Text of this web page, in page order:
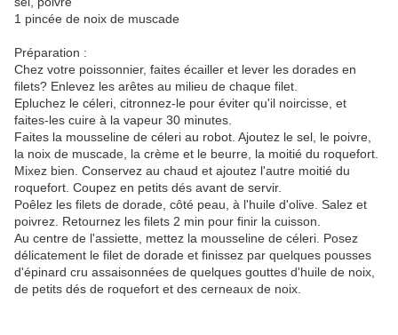
1 pincée de noix de muscade
Préparation :
Chez votre poissonnier, faites écailler et lever les dorades en
filets? Enlevez les arêtes au milieu de chaque filet.
Epluchez le céleri, citronnez-le pour éviter qu'il noircisse, et
faites-les cuire à la vapeur 30 minutes.
Faites la mousseline de céleri au robot. Ajoutez le sel, le poivre,
la noix de muscade, la crème et le beurre, la moitié du roquefort.
Mixez bien. Conservez au chaud et ajoutez l'autre moitié du
roquefort. Coupez en petits dés avant de servir.
Poêlez les filets de dorade, côté peau, à l'huile d'olive. Salez et
poivrez. Retournez les filets 2 min pour finir la cuisson.
Au centre de l'assiette, mettez la mousseline de céleri. Posez
délicatement le filet de dorade et finissez par quelques pousses
d'épinard cru assaisonnées de quelques gouttes d'huile de noix,
de petits dés de roquefort et des cerneaux de noix.